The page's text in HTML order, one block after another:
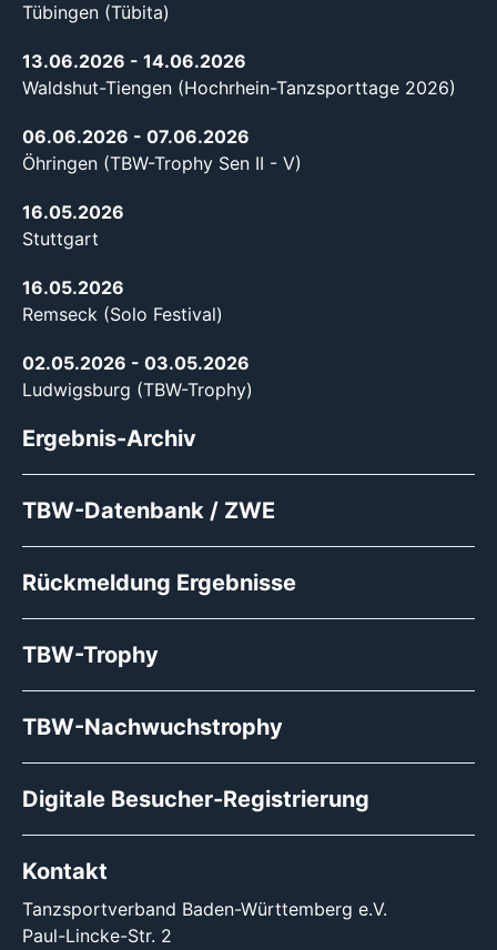
Tübingen (Tübita)
13.06.2026 - 14.06.2026
Waldshut-Tiengen (Hochrhein-Tanzsporttage 2026)
06.06.2026 - 07.06.2026
Öhringen (TBW-Trophy Sen II - V)
16.05.2026
Stuttgart
16.05.2026
Remseck (Solo Festival)
02.05.2026 - 03.05.2026
Ludwigsburg (TBW-Trophy)
Ergebnis-Archiv
TBW-Datenbank / ZWE
Rückmeldung Ergebnisse
TBW-Trophy
TBW-Nachwuchstrophy
Digitale Besucher-Registrierung
Kontakt
Tanzsportverband Baden-Württemberg e.V.
Paul-Lincke-Str. 2